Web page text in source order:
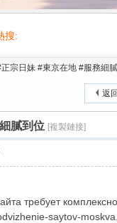
搜:
動/交友/台灣按摩舒壓叫
宗日妹 #東京在地 #服務細
返
膩到位 [複製鏈接]
требует
saytov-